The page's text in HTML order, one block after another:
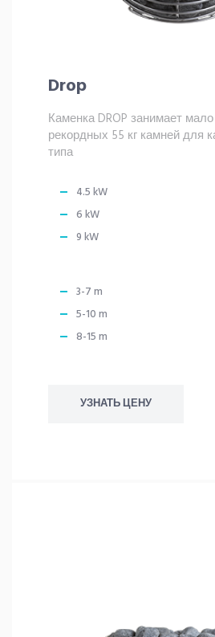
Drop
Каменка DROP занимает
рекордных 55 кг камней для
типа
4.5 kW
6 kW
9 kW
3-7 m
5-10 m
8-15 m
УЗНАТЬ ЦЕНУ